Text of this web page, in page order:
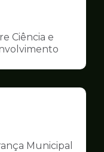
Ciência e
Municipal